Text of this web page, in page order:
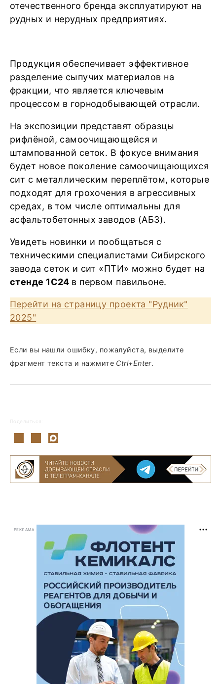
отечественного бренда эксплуатируют на
рудных и нерудных предприятиях.
Продукция обеспечивает эффективное
разделение сыпучих материалов на
фракции, что является ключевым
процессом в горнодобывающей отрасли.
На экспозиции представят образцы
рифлёной, самоочищающейся и
штампованной сеток. В фокусе внимания
будет новое поколение самоочищающихся
сит с металлическим переплётом, которые
подходят для грохочения в агрессивных
средах, в том числе оптимальны для
асфальтобетонных заводов (АБЗ).
Увидеть новинки и пообщаться с
техническими специалистами Сибирского
завода сеток и сит «ПТИ» можно будет на
стенде 1С24 в первом павильоне.
Перейти на страницу проекта "Рудник"
2025"
Если вы нашли ошибку, пожалуйста, выделите
фрагмент текста и нажмите Ctrl+Enter.
Поделиться:
РЕКЛАМА